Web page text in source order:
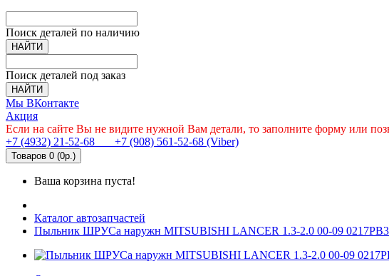
Поиск деталей по наличию
НАЙТИ
Поиск деталей под заказ
НАЙТИ
Мы ВКонтакте
Акция
Если на сайте Вы не видите нужной Вам детали, то заполните форму или
+7 (4932) 21-52-68
+7 (908) 561-52-68 (Viber)
Товаров 0 (0р.)
Ваша корзина пуста!
Каталог автозапчастей
Пыльник ШРУСа наружн MITSUBISHI LANCER 1.3-2.0 00-09